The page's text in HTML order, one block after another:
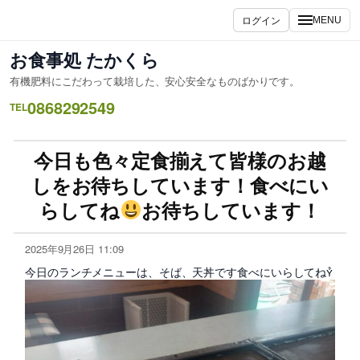
ログイン MENU
お食事処 たかくら
有機肥料にこだわって栽培した、安心安全なものばかりです。
TEL0868292549
今日も色々定食揃えて皆様のお越
しをお待ちしています！食べにい
らしてね
お待ちしています！
2025年9月26日 11:09
今日のランチメニューは、そば、天丼です食べにいらしてね